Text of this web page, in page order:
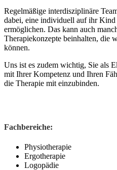
Regelmäßige interdisziplinäre
dabei, eine individuell auf ihr Kind
ermöglichen. Das kann auch
Therapiekonzepte beinhalten, die
können.
Uns ist es zudem wichtig, Sie als
mit Ihrer Kompetenz und Ihren
die Therapie mit einzubinden.
Fachbereiche:
Physiotherapie
Ergotherapie
Logopädie